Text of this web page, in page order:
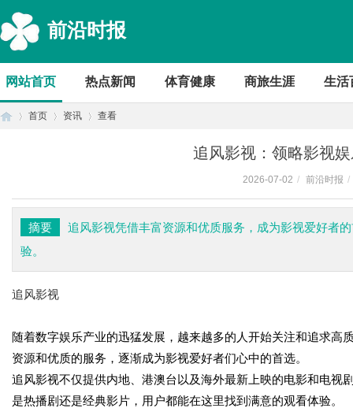
前沿时报
网站首页 热点新闻 体育健康 商旅生涯 生活
首页 资讯 查看
追风影视：领略影视
2026-07-02 / 前沿时报 /
摘要
追风影视凭借丰富资源和优质服务，成为影视爱好者
验。
追风影视
随着数字娱乐产业的迅猛发展，越来越多的人开始关注和追求高
资源和优质的服务，逐渐成为影视爱好者们心中的首选。
追风影视不仅提供内地、港澳台以及海外最新上映的电影和电视
是热播剧还是经典影片，用户都能在这里找到满意的观看体验。